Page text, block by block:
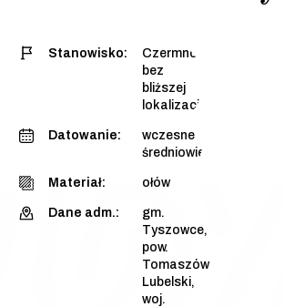
Stanowisko:
Czermno,
bez
bliższej
lokalizacji
Datowanie:
wczesne
średniowiecze
Materiał: ołów
Dane adm.:
gm.
Tyszowce,
pow.
Tomaszów
Lubelski,
woj.